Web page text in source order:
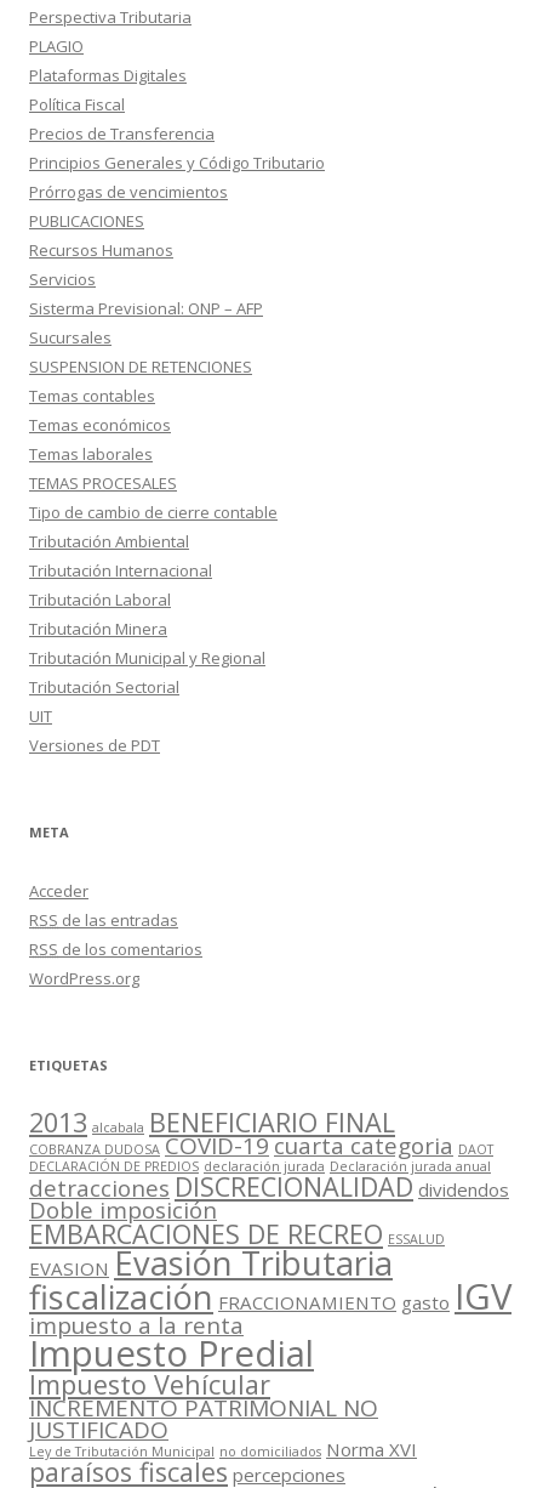
Perspectiva Tributaria
PLAGIO
Plataformas Digitales
Política Fiscal
Precios de Transferencia
Principios Generales y Código Tributario
Prórrogas de vencimientos
PUBLICACIONES
Recursos Humanos
Servicios
Sisterma Previsional: ONP – AFP
Sucursales
SUSPENSION DE RETENCIONES
Temas contables
Temas económicos
Temas laborales
TEMAS PROCESALES
Tipo de cambio de cierre contable
Tributación Ambiental
Tributación Internacional
Tributación Laboral
Tributación Minera
Tributación Municipal y Regional
Tributación Sectorial
UIT
Versiones de PDT
META
Acceder
RSS de las entradas
RSS de los comentarios
WordPress.org
ETIQUETAS
2013 alcabala BENEFICIARIO FINAL
COBRANZA DUDOSA COVID-19cuarta categoria DAOT
DECLARACIÓN DE PREDIOS declaración jurada Declaración jurada anual
detracciones DISCRECIONALIDAD dividendos
Doble imposición
EMBARCACIONES DE RECREO ESSALUD
EVASION Evasión Tributaria
fiscalización FRACCIONAMIENTO gasto IGV
impuesto a la renta
Impuesto Predial
Impuesto Vehícular
INCREMENTO PATRIMONIAL NO
JUSTIFICADO
Ley de Tributación Municipal no domiciliados Norma XVI
paraísos fiscales percepciones